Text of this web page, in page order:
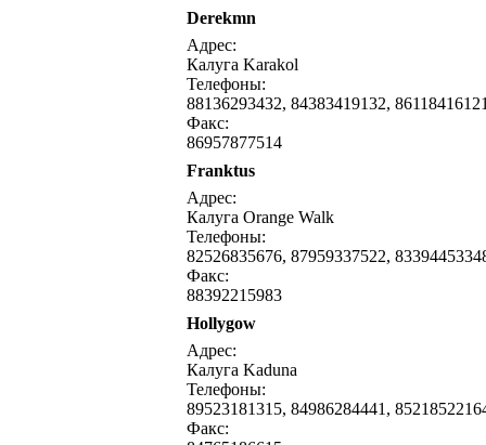
Derekmn
Адрес:
Калуга Karakol
Телефоны:
88136293432, 84383419132, 86118416121
Факс:
86957877514
Franktus
Адрес:
Калуга Orange Walk
Телефоны:
82526835676, 87959337522,
Факс:
88392215983
Hollygow
Адрес:
Калуга Kaduna
Телефоны:
89523181315, 84986284441,
Факс: